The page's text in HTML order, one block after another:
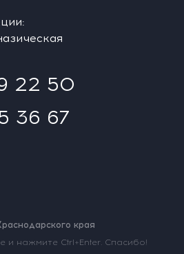
22 50
36 67
края
и нажмите Ctrl+Enter. Спасибо!